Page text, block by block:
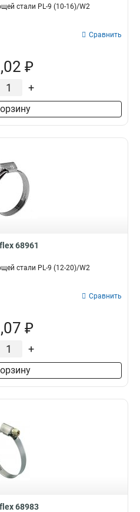
стали PL-9 (10-16)/W2
Сравнить
₽
+
68961
стали PL-9 (12-20)/W2
Сравнить
₽
+
68983